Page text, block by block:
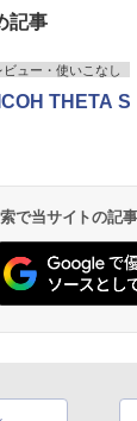
記事
ビュー・使いこなし
THETA S
で当サイトの記